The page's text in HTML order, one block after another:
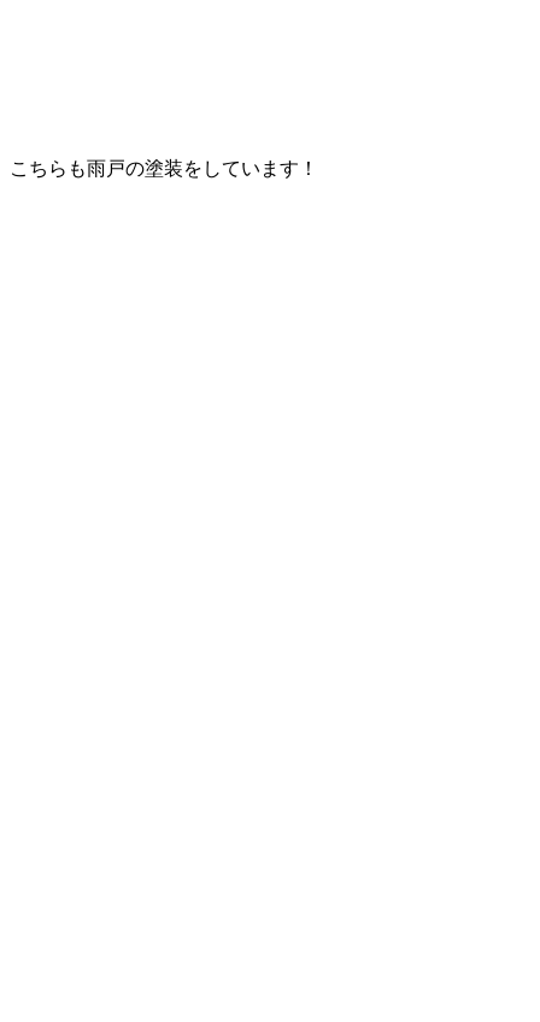
こちらも雨戸の塗装をしています！